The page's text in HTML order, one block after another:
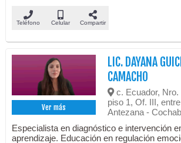
Teléfono Celular Compartir
Ver más
LIC. DAYANA
CAMACHO
c. Ecuador, Nro.
piso 1, Of. III,
Antezana -
Especialista en diagnóstico e intervención
aprendizaje. Educación en regulación